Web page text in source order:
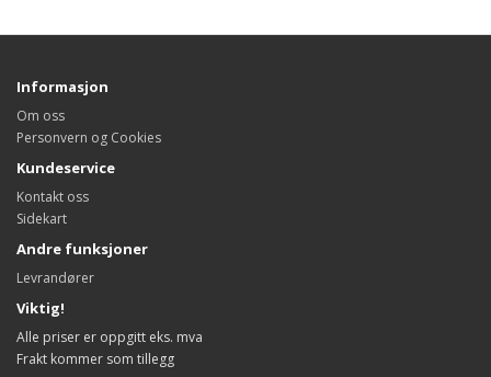
Informasjon
Om oss
Personvern og Cookies
Kundeservice
Kontakt oss
Sidekart
Andre funksjoner
Levrandører
Viktig!
Alle priser er oppgitt eks. mva
Frakt kommer som tillegg